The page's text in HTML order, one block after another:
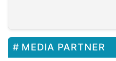
MEDIA PARTNER